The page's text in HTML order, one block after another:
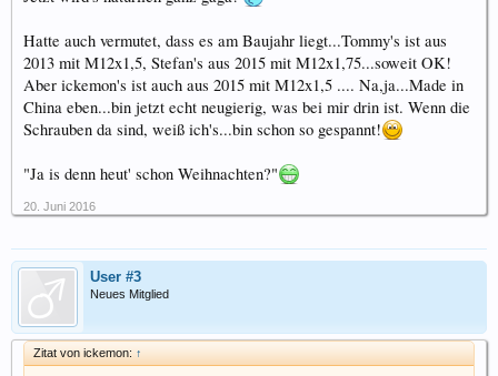
Hatte auch vermutet, dass es am Baujahr liegt...Tommy's ist aus
2013 mit M12x1,5, Stefan's aus 2015 mit M12x1,75...soweit OK!
Aber ickemon's ist auch aus 2015 mit M12x1,5 .... Na,ja...Made in
China eben...bin jetzt echt neugierig, was bei mir drin ist. Wenn die
Schrauben da sind, weiß ich's...bin schon so gespannt!
"Ja is denn heut' schon Weihnachten?"
20. Juni 2016
User #3
Neues Mitglied
Zitat von ickemon: ↑